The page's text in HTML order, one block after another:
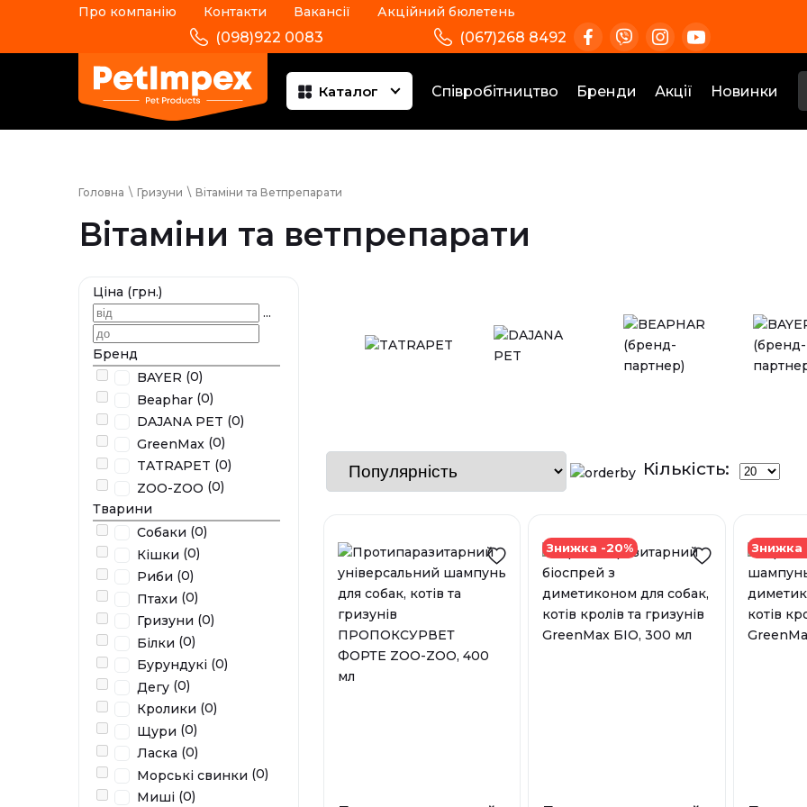
Про компанію Контакти Вакансії Акційний бюлетень
(098)922 0083 (067)268 8492
Каталог Співробітництво Бренди Акції Новинки
Головна \ Гризуни \ Вітаміни та Ветпрепарати
Вітаміни та ветпрепарати
Ціна (грн.)
...
Бренд
BAYER (0)
Beaphar (0)
DAJANA PET (0)
GreenMax (0)
TATRAPET (0)
ZOO-ZOO (0)
Тварини
Собаки (0)
Кішки (0)
Риби (0)
Птахи (0)
Гризуни (0)
Білки (0)
Бурундукі (0)
Дегу (0)
Кролики (0)
Щури (0)
Ласка (0)
Морські свинки (0)
Миші (0)
Кількість:
Знижка -20% Знижка